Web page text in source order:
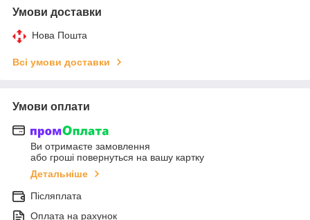
Умови доставки
Нова Пошта
Всі умови доставки
Умови оплати
Ви отримаєте замовлення
або гроші повернуться на вашу картку
Детальніше
Післяплата
Оплата на рахунок